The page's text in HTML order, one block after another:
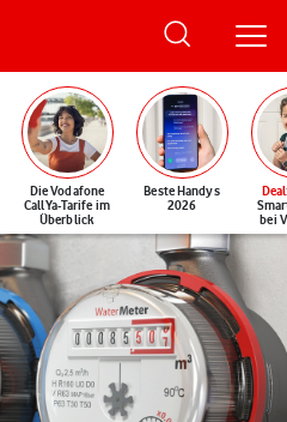
Die Vodafone
CallYa-Tarife im
Überblick
Beste Handys
2026
Deal
bei